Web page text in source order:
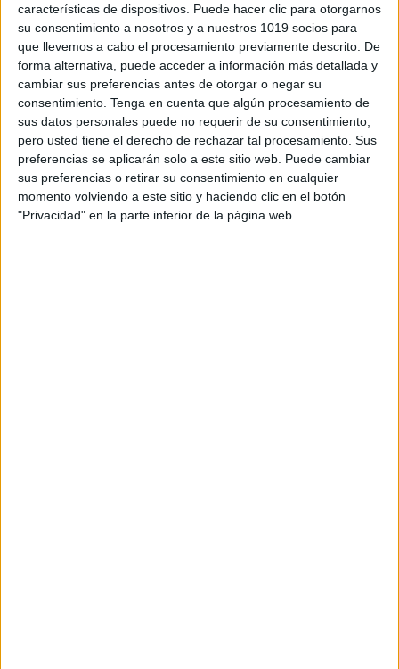
características de dispositivos. Puede hacer clic para otorgarnos
su consentimiento a nosotros y a nuestros 1019 socios para
que llevemos a cabo el procesamiento previamente descrito. De
forma alternativa, puede acceder a información más detallada y
cambiar sus preferencias antes de otorgar o negar su
consentimiento. Tenga en cuenta que algún procesamiento de
sus datos personales puede no requerir de su consentimiento,
pero usted tiene el derecho de rechazar tal procesamiento. Sus
preferencias se aplicarán solo a este sitio web. Puede cambiar
sus preferencias o retirar su consentimiento en cualquier
momento volviendo a este sitio y haciendo clic en el botón
"Privacidad" en la parte inferior de la página web.